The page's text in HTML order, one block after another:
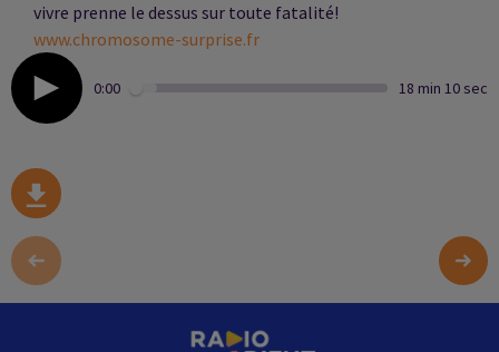
vivre prenne le dessus sur toute fatalité!
www.chromosome-surprise.fr
0:00 18 min 10 sec